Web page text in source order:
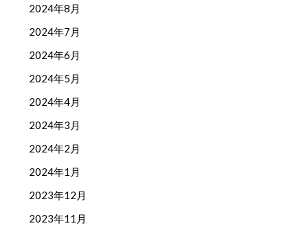
2024年8月
2024年7月
2024年6月
2024年5月
2024年4月
2024年3月
2024年2月
2024年1月
2023年12月
2023年11月